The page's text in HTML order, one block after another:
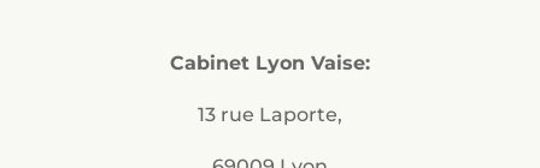
Cabinet Lyon Vaise:
13 rue Laporte,